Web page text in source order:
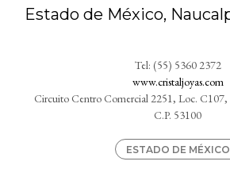
Estado de México,
Tel: (55) 5360 2372
www.cristaljoyas.com
Circuito Centro Comercial 2251, Loc. C107,
C.P. 53100
ESTADO DE MÉXICO